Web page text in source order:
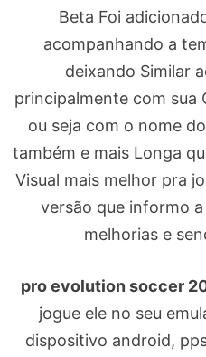
Beta Foi
acompanhando a
deixando Similar
principalmente com sua
ou seja com o nome
também e mais Longa
Visual mais melhor pra
versão que informo
melhorias e
pro evolution soccer
jogue ele no seu
dispositivo android,